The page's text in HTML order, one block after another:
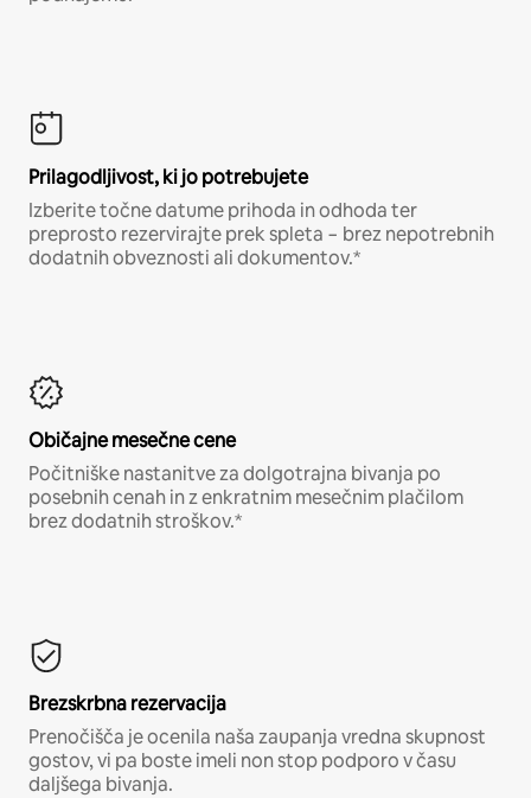
Prilagodljivost, ki jo potrebujete
Izberite točne datume prihoda in odhoda ter
preprosto rezervirajte prek spleta − brez nepotrebnih
dodatnih obveznosti ali dokumentov.*
Običajne mesečne cene
Počitniške nastanitve za dolgotrajna bivanja po
posebnih cenah in z enkratnim mesečnim plačilom
brez dodatnih stroškov.*
Brezskrbna rezervacija
Prenočišča je ocenila naša zaupanja vredna skupnost
gostov, vi pa boste imeli non stop podporo v času
daljšega bivanja.